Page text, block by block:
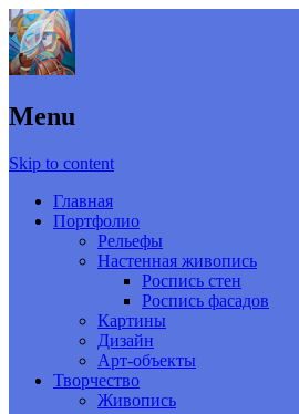
Menu
Skip to content
Главная
Портфолио
Рельефы
Настенная живопись
Роспись стен
Роспись фасадов
Картины
Дизайн
Арт-объекты
Творчество
Живопись